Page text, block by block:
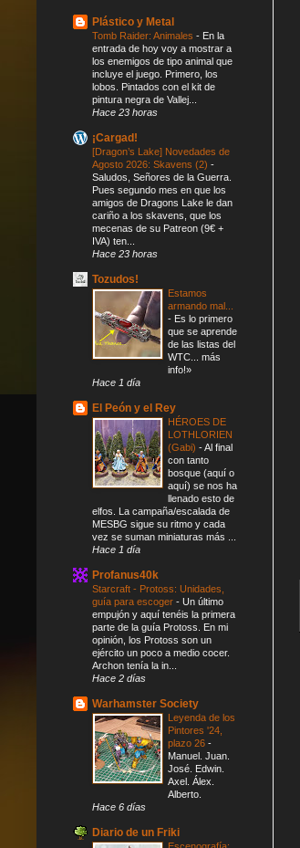
Plástico y Metal
Tomb Raider: Animales - En la
entrada de hoy voy a mostrar a
los enemigos de tipo animal que
incluye el juego. Primero, los
lobos. Pintados con el kit de
pintura negra de Vallej...
Hace 23 horas
¡Cargad!
[Dragon’s Lake] Novedades de
Agosto 2026: Skavens (2) -
Saludos, Señores de la Guerra.
Pues segundo mes en que los
amigos de Dragons Lake le dan
cariño a los skavens, que los
mecenas de su Patreon (9€ +
IVA) ten...
Hace 23 horas
Tozudos!
Estamos
armando mal...
- Es lo primero
que se aprende
de las listas del
WTC... más
info!»
Hace 1 día
El Peón y el Rey
HÉROES DE
LOTHLORIEN
(Gabi) -Al final
con tanto
bosque (aquí o
aquí) se nos ha
llenado esto de
elfos. La campaña/escalada de
MESBG sigue su ritmo y cada
vez se suman miniaturas más ...
Hace 1 día
Profanus40k
Starcraft - Protoss: Unidades,
guía para escoger - Un último
empujón y aquí tenéis la primera
parte de la guía Protoss. En mi
opinión, los Protoss son un
ejército un poco a medio cocer.
Archon tenía la in...
Hace 2 días
Warhamster Society
Leyenda de los
Pintores '24,
plazo 26 -
Manuel. Juan.
José. Edwin.
Axel. Álex.
Alberto.
Hace 6 días
Diario de un Friki